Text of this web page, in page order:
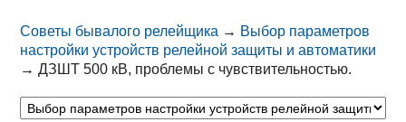
Советы бывалого релейщика → Выбор параметров
настройки устройств релейной защиты и автоматики
→ДЗШТ 500 кВ, проблемы с чувствительностью.